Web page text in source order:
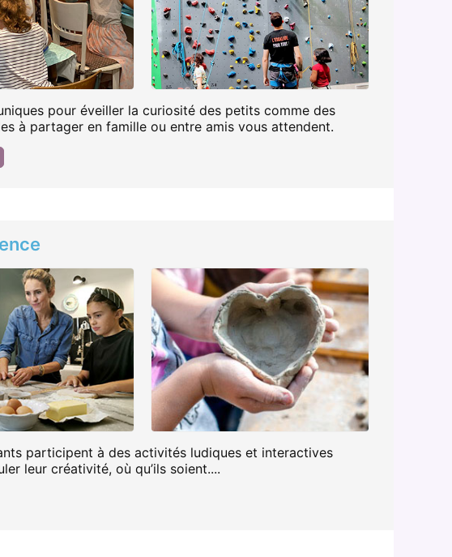
pour éveiller la curiosité des petits comme des
à partager en famille ou entre amis vous attendent.
participent à des activités ludiques et interactives
leur créativité, où qu’ils soient....